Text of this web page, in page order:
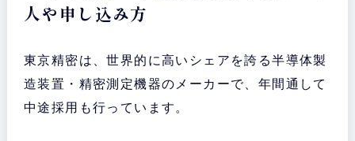
人や申し込み方
東京精密は、世界的に高いシェアを誇る半導体製
造装置・精密測定機器のメーカーで、年間通して
中途採用も行っています。